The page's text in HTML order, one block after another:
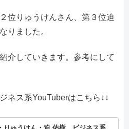
位りゅうけんさん、第３位迫
りました。
介していきます。参考にして
ネス系YouTuberはこちら↓↓